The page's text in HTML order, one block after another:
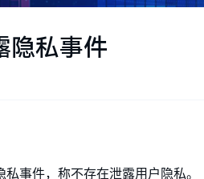
隐私事件
事件，称不存在泄露用户隐私。